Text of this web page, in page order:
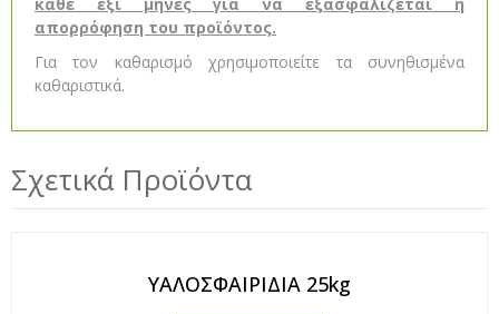
απορρόφηση του προϊόντος.
Για τον καθαρισμό χρησιμοποιείτε τα συνηθισμένα
καθαριστικά.
Σχετικά Προϊόντα
ΥΑΛΟΣΦΑΙΡΙΔΙΑ 25kg